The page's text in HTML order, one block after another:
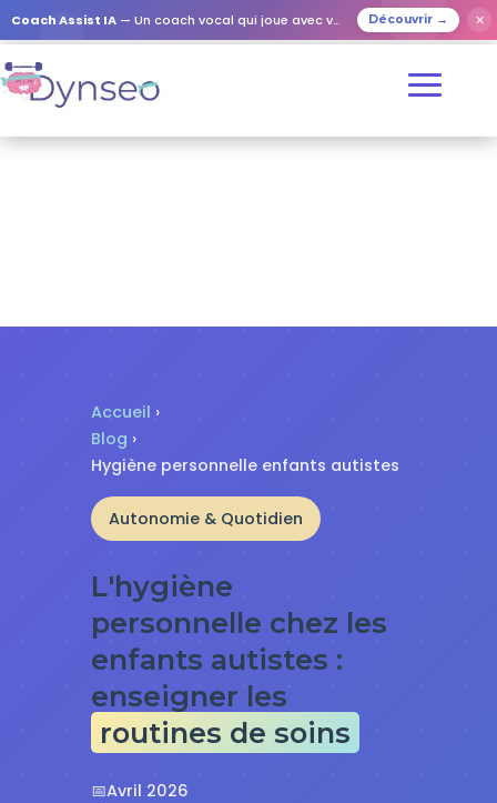
Coach Assist IA — Un coach vocal qui joue avec vos proches Découvrir → ✕
Accueil ›
Blog ›
Hygiène personnelle enfants autistes
Autonomie & Quotidien
L'hygiène
personnelle chez les
enfants autistes :
enseigner les
routines de soins
📅Avril 2026